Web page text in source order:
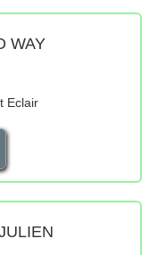
WAY
Eclair